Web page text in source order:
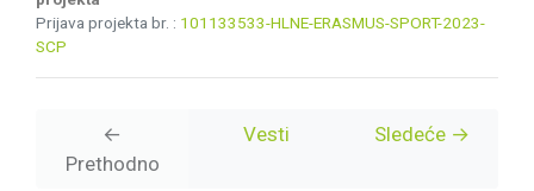
Prijava projekta br. : 101133533-HLNE-ERASMUS-SPORT-2023-
SCP
←
Prethodno
Vesti Sledeće →